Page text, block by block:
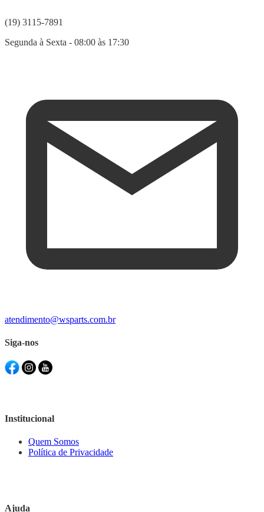
(19) 3115-7891
Segunda à Sexta - 08:00 às 17:30
atendimento@wsparts.com.br
Siga-nos
Institucional
Quem Somos
Política de Privacidade
Ajuda